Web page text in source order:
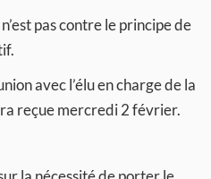
pas contre le principe de
avec l’élu en charge de la
reçue mercredi 2 février.